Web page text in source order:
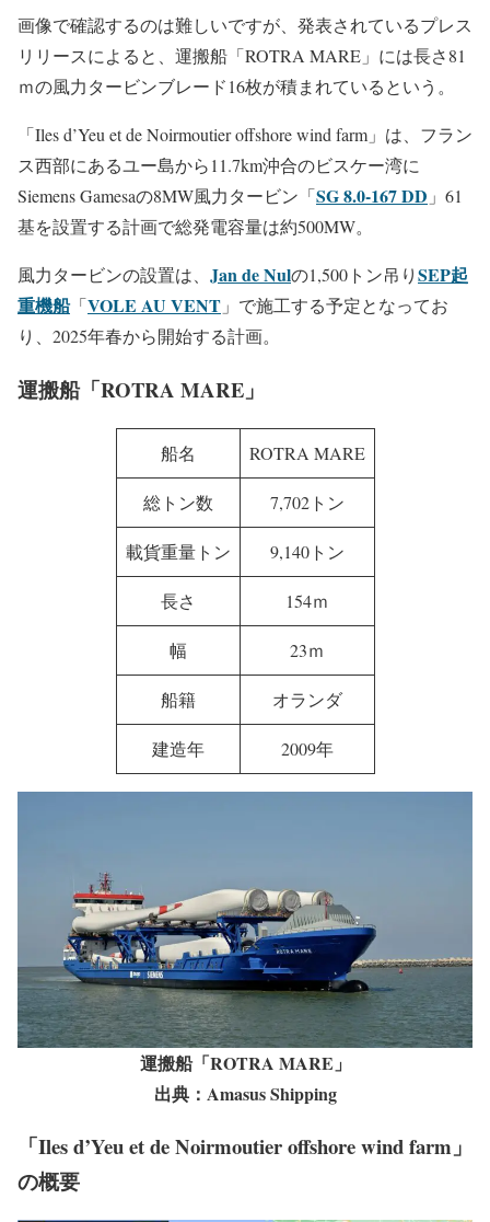
画像で確認するのは難しいですが、発表されているプレス
リリースによると、運搬船「ROTRA MARE」には長さ81
ｍの風力タービンブレード16枚が積まれているという。
「Iles d’Yeu et de Noirmoutier offshore wind farm」は、フラン
ス西部にあるユー島から11.7km沖合のビスケー湾に
Siemens Gamesaの8MW風力タービン「SG 8.0-167 DD 」61
基を設置する計画で総発電容量は約500MW。
風力タービンの設置は、 Jan de Nulの1,500トン吊りSEP起
重機船「VOLE AU VENT 」で施工する予定となってお
り、2025年春から開始する計画。
運搬船「ROTRA MARE」
船名 ROTRA MARE
総トン数 7,702トン
載貨重量トン 9,140トン
長さ 154ｍ
幅 23ｍ
船籍 オランダ
建造年 2009年
運搬船「ROTRA MARE」
出典：Amasus Shipping
「Iles d’Yeu et de Noirmoutier offshore wind farm」
の概要